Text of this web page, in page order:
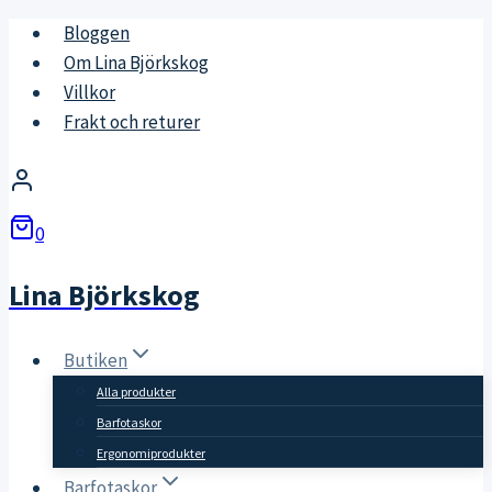
Skip
content
Bloggen
Om Lina Björkskog
Villkor
Frakt och returer
0
Lina Björkskog
Butiken
Alla produkter
Barfotaskor
Ergonomiprodukter